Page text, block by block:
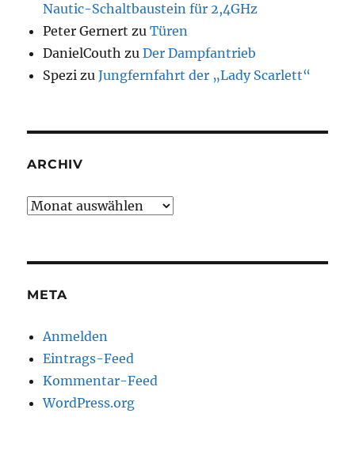
Nautic-Schaltbaustein für 2,4GHz
Peter Gernert zuTüren
DanielCouth zuDer Dampfantrieb
Spezi zuJungfernfahrt der „Lady Scarlett“
ARCHIV
Archiv
META
Anmelden
Eintrags-Feed
Kommentar-Feed
WordPress.org